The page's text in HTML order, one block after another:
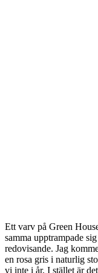
Ett varv på Green
samma upptrampade
redovisande. Jag
en rosa gris i naturlig
vi inte i år. I stället är